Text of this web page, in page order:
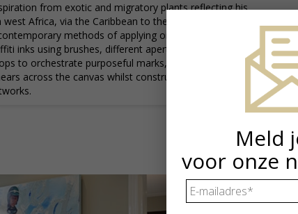
from exotic and migratory plants reflecting his
Africa, via the Caribbean to the UK. He subverts
methods of applying oil, acrylic, spray,
inks using brushes, different aperture caps and
to orchestrate purposeful marks, strokes, drips,
across the canvas whilst constructing his exciting
Meld
voor onze
E-
mailadres *